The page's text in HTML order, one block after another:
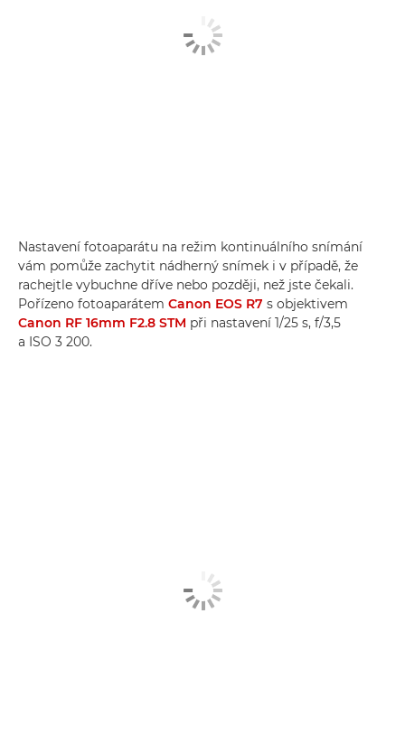
Nastavení fotoaparátu na režim kontinuálního snímání
vám pomůže zachytit nádherný snímek i v případě, že
rachejtle vybuchne dříve nebo později, než jste čekali.
Pořízeno fotoaparátem Canon EOS R7 s objektivem
Canon RF 16mm F2.8 STM při nastavení 1/25 s, f/3,5
a ISO 3 200.